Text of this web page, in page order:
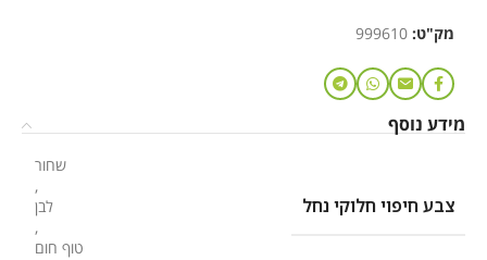
מק"ט: 999610
מידע נוסף
צבע חיפוי חלוקי נחל
שחור
,
לבן
,
טוף חום